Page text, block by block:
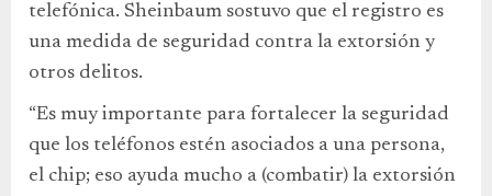
telefónica. Sheinbaum sostuvo que el registro es
una medida de seguridad contra la extorsión y
otros delitos.
“Es muy importante para fortalecer la seguridad
que los teléfonos estén asociados a una persona,
el chip; eso ayuda mucho a (combatir) la extorsión